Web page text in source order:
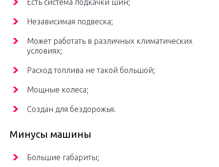
Есть система подкачки шин;
Независимая подвеска;
Может работать в различных климатических
условиях;
Расход топлива не такой большой;
Мощные колеса;
Создан для бездорожья.
Минусы машины
Большие габариты;